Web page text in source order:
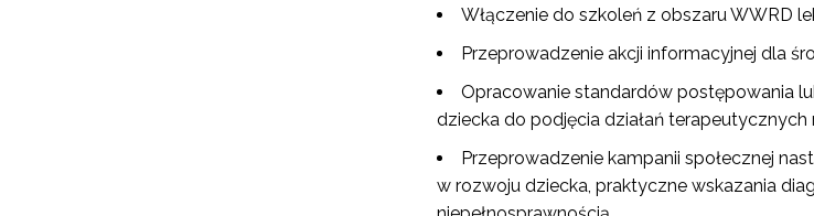
Włączenie do szkoleń z obszaru WWRD
Przeprowadzenie akcji informacyjnej dla
Opracowanie standardów postępowania
dziecka do podjęcia działań
Przeprowadzenie kampanii społecznej
w rozwoju dziecka, praktyczne wskazania